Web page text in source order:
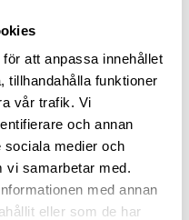
att anpassa innehållet
tillhandahålla funktioner
vår trafik. Vi
och annan
sociala medier och
vi samarbetar med.
med annan
eller som de har
Show Tech+ Quick Fix
spraybalsam RTU - 500
ml
Mycket effektiv balsamspray, färdigblandad